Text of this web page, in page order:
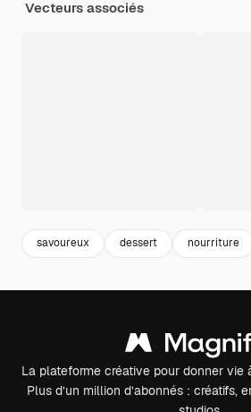
Vecteurs associés
savoureux dessert nourriture
La plateforme créative pour donner vie
Plus d’un million d’abonnés : créatifs,